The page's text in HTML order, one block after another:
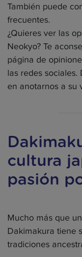
También puede
frecuentes.
¿Quieres ver las
Neokyo? Te
página de
las redes
en anotarnos a su
cultura
pasión
Mucho más que
Dakimakura tiene
tradiciones